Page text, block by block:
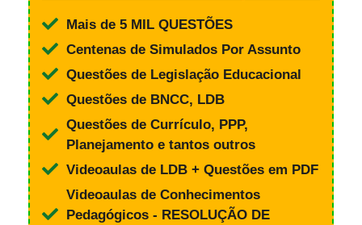
Mais de 5 MIL QUESTÕES
Centenas de Simulados Por Assunto
Questões de Legislação Educacional
Questões de BNCC, LDB
Questões de Currículo, PPP,
Planejamento e tantos outros
Videoaulas de LDB + Questões em PDF
Videoaulas de Conhecimentos
Pedagógicos - RESOLUÇÃO DE